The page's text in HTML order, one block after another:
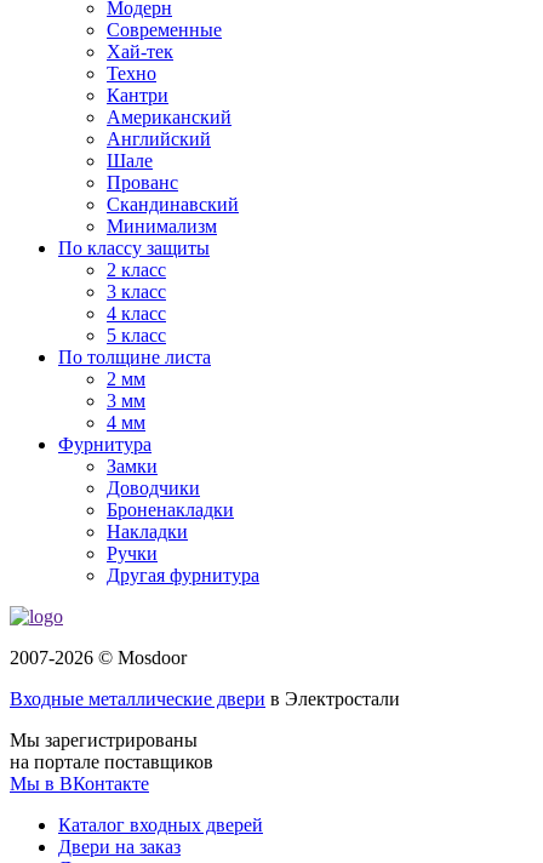
Модерн
Современные
Хай-тек
Техно
Кантри
Американский
Английский
Шале
Прованс
Скандинавский
Минимализм
По классу защиты
2 класс
3 класс
4 класс
5 класс
По толщине листа
2 мм
3 мм
4 мм
Фурнитура
Замки
Доводчики
Броненакладки
Накладки
Ручки
Другая фурнитура
2007-2026 © Mosdoor
Входные металлические двери в Электростали
Мы зарегистрированы
на портале поставщиков
Мы в ВКонтакте
Каталог входных дверей
Двери на заказ